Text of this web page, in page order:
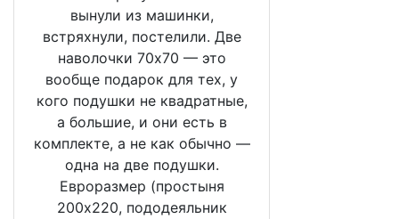
вынули из машинки,
встряхнули, постелили. Две
наволочки 70х70 — это
вообще подарок для тех, у
кого подушки не квадратные,
а большие, и они есть в
комплекте, а не как обычно —
одна на две подушки.
Евроразмер (простыня
200х220, пододеяльник